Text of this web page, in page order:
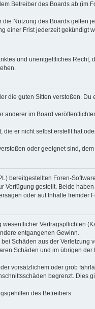
Betreiber des Boards ab (im
Nutzung des Boards gelten
einer Frist jederzeit gekündigt
und unentgeltliches Recht,
die guten Sitten verstoßen.
im Board
er nicht selbst erstellt hat
oder geeignet sind,
bereitgestellten Foren-
gestellt. Beide
oder auf Inhalte fremder
Vertragspflichten
entgangenen Gewinn.
Schäden aus der Verletzung
Schäden und im übrigen
vorsätzlichem oder grob
begrenzt. Dies
des Betreibers.